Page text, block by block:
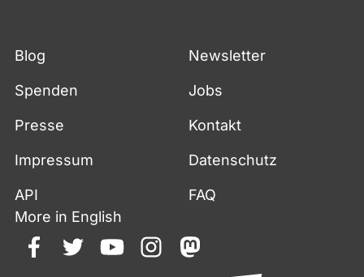
Blog Newsletter
Spenden Jobs
Presse Kontakt
Impressum Datenschutz
API
FAQ
More in English
facebooktwitteryoutubeinstagrammastodon